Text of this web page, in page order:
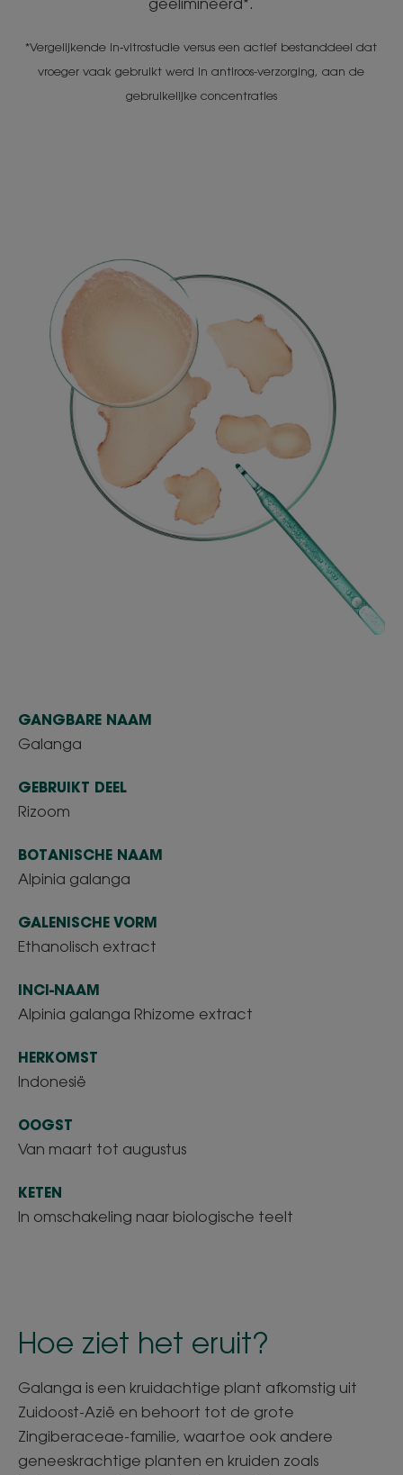
geëlimineerd*.
*Vergelijkende in‑vitrostudie versus een actief bestanddeel dat
vroeger vaak gebruikt werd in antiroos-verzorging, aan de
gebruikelijke concentraties
GANGBARE NAAM
Galanga
GEBRUIKT DEEL
Rizoom
BOTANISCHE NAAM
Alpinia galanga
GALENISCHE VORM
Ethanolisch extract
INCI-NAAM
Alpinia galanga Rhizome extract
HERKOMST
Indonesië
OOGST
Van maart tot augustus
KETEN
In omschakeling naar biologische teelt
Hoe ziet het eruit?
Galanga is een kruidachtige plant afkomstig uit
Zuidoost-Azië en behoort tot de grote
Zingiberaceae-familie, waartoe ook andere
geneeskrachtige planten en kruiden zoals